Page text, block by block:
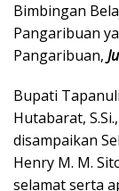
Bimbingan
Pangaribuan
Pangaribuan,
Bupati
Hutabarat,
disampaikan
Henry M. M.
selamat serta